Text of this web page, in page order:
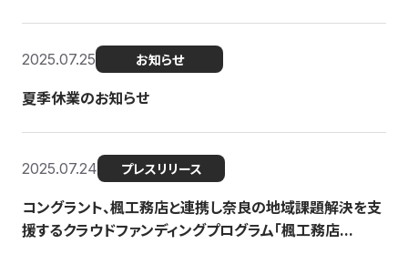
2025.07.25 お知らせ
夏季休業のお知らせ
2025.07.24 プレスリリース
コングラント、楓工務店と連携し奈良の地域課題解決を支
援するクラウドファンディングプログラム「楓工務店...